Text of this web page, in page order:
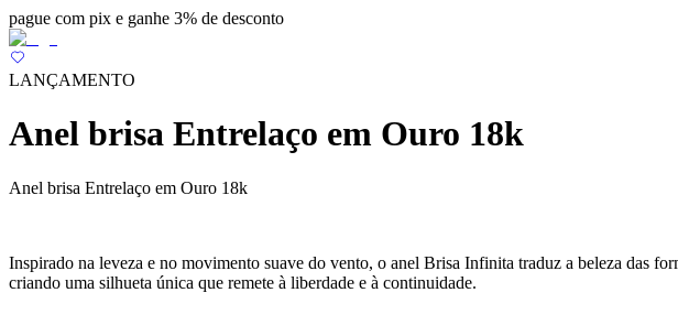
pague com pix e ganhe 3% de desconto
LANÇAMENTO
Anel brisa Entrelaço em Ouro 18k
Anel brisa Entrelaço em Ouro 18k
Inspirado na leveza e no movimento suave do vento, o anel Brisa Infinita traduz a beleza das
criando uma silhueta única que remete à liberdade e à continuidade.